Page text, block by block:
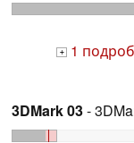
+ 1
3DMark 03-